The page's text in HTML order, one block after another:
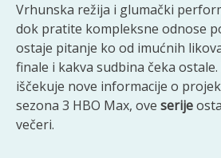
Vrhunska režija i glumački
dok pratite kompleksne odnose
ostaje pitanje ko od imućnih
finale i kakva sudbina čeka
iščekuje nove informacije o
sezona 3 HBO Max, ove serije
večeri.